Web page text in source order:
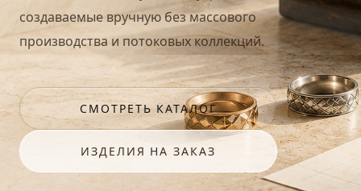
создаваемые вручную без массового
производства и потоковых коллекций.
СМОТРЕТЬ КАТАЛОГ
ИЗДЕЛИЯ НА ЗАКАЗ